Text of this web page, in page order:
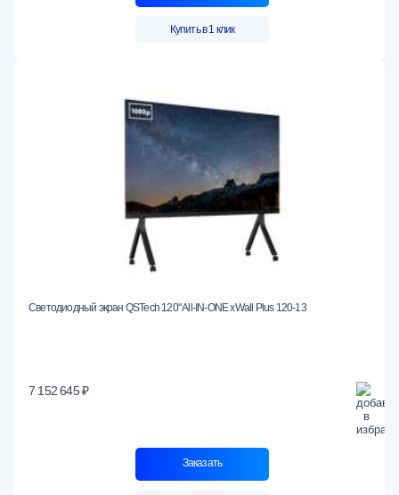
Купить в 1 клик
Светодиодный экран QSTech 120" All-IN-ONE xWall Plus 120-13
7 152 645 ₽
Заказать